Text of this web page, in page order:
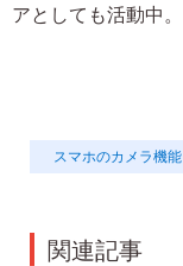
アとしても活動中。
スマホのカメラ機能
関連記事